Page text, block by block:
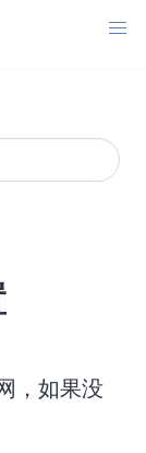
，如果没